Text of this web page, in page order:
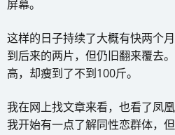
屏幕。
这样的日子持续了大概有快两个
到后来的两片，但仍旧翻来覆去
高，却瘦到了不到100斤。
我在网上找文章来看，也看了凤
我开始有一点了解同性恋群体，但